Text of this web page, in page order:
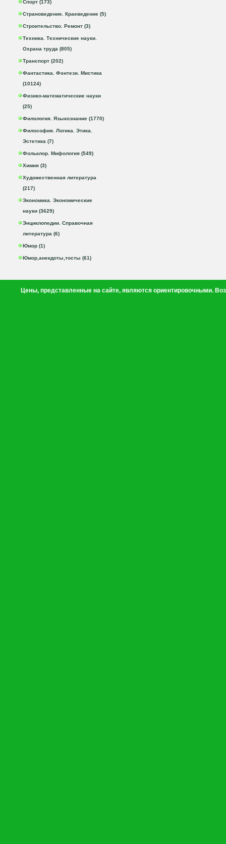
Спорт (173)
Страноведение. Краеведение (5)
Строительство. Ремонт (3)
Техника. Технические науки.
Охрана труда (805)
Транспорт (202)
Фантастика. Фэнтези. Мистика
(10124)
Физико-математические науки
(25)
Филология. Языкознание (1770)
Философия. Логика. Этика.
Эстетика (7)
Фольклор. Мифология (549)
Химия (3)
Художественная литература
(217)
Экономика. Экономические
науки (3629)
Энциклопедии. Справочная
литература (6)
Юмор (1)
Юмор,анекдоты,тосты (61)
Цены, представленные на сайте, являются ориентировочными.